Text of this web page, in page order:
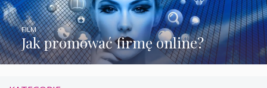
Jak promować firmę online?
FILM